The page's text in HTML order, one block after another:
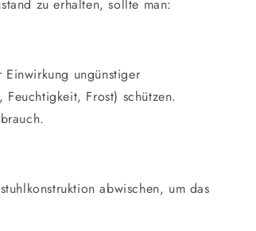
zu erhalten, sollte man:
ungünstiger
Feuchtigkeit, Frost) schützen.
abwischen, um das